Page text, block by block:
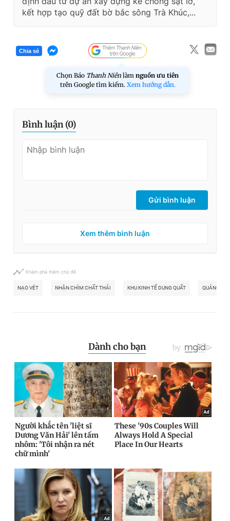
kết hợp tạo quỹ đất bờ bắc sông Trà Khúc,...
Chia sẻ
Chọn Báo Thanh Niên làm nguồn ưu tiên
trên Google tìm kiếm. Xem hướng dẫn.
Bình luận (0)
Gửi bình luận
Xem thêm bình luận
Khám phá thêm chủ đề
NẠO VÉT NHẬN CHÌM CHẤT THẢI KHU KINH TẾ DUNG QUẤT QUẢNG